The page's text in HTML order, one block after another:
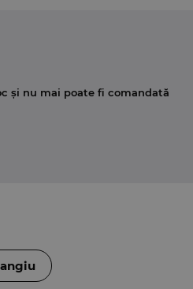
și nu mai poate fi comandată